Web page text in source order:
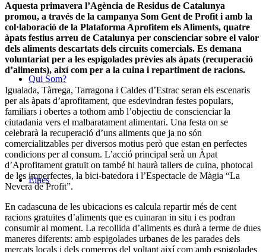
Qui Som?
Eines
Aquesta primavera l’Agència de Residus de Catalunya
promou, a través de la campanya Som Gent de Profit i amb la
col·laboració de la Plataforma Aprofitem els Aliments, quatre
àpats festius arreu de Catalunya per conscienciar sobre el valor
dels aliments descartats dels circuits comercials. Es demana
voluntariat per a les espigolades prèvies als àpats (recuperació
d’aliments), així com per a la cuina i repartiment de racions.
Igualada, Tàrrega, Tarragona i Caldes d’Estrac seran els escenaris
per als àpats d’aprofitament, que esdevindran festes populars,
familiars i obertes a tothom amb l’objectiu de conscienciar la
ciutadania vers el malbaratament alimentari. Una festa on se
celebrarà la recuperació d’uns aliments que ja no són
comercialitzables per diversos motius però que estan en perfectes
condicions per al consum. L’acció principal serà un Àpat
d’Aprofitament gratuït on també hi haurà tallers de cuina, photocal
de les imperfectes, la bici-batedora i l’Espectacle de Màgia “La
Nevera de Profit”.
En cadascuna de les ubicacions es calcula repartir més de cent
racions gratuïtes d’aliments que es cuinaran in situ i es podran
consumir al moment. La recollida d’aliments es durà a terme de dues
maneres diferents: amb espigolades urbanes de les parades dels
mercats locals i dels comerços del voltant així com amb espigolades